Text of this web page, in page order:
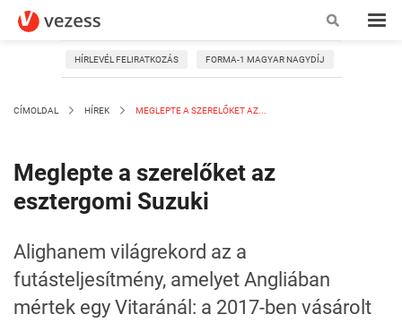
HÍRLEVÉL FELIRATKOZÁS FORMA-1 MAGYAR NAGYDÍJ
CÍMOLDAL HÍREK MEGLEPTE A SZERELŐKET AZ...
Meglepte a szerelőket az
esztergomi Suzuki
Alighanem világrekord az a
futásteljesítmény, amelyet Angliában
mértek egy Vitaránál: a 2017-ben vásárolt